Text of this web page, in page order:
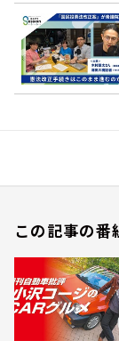
この記事の番